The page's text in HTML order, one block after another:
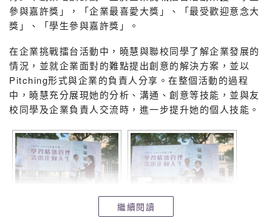
參與嘉許獎」，「企業最喜愛大獎」、「最受歡迎意念大
獎」、「學生參與嘉許獎」。
在企業挑戰擂台活動中，曉慧與聯校同學了解企業發展的
情況，並就企業面對的難點提出創意的解決方案，並以
Pitching形式與企業的負責人分享。在整個活動的過程
中，曉慧充分展現她的分析、溝通、創意等技能，並與友
校同學及企業負責人交流時，進一步提升她的個人技能。
繼續閱讀